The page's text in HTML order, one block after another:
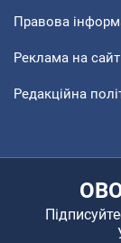
Правова
Реклама на
Редакційна